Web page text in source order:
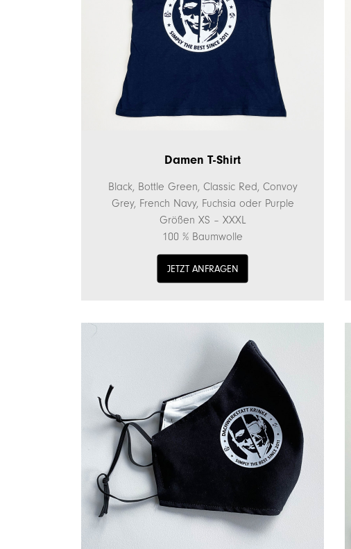
Damen T-Shirt
Black, Bottle Green, Classic Red, Convoy
Grey, French Navy, Fuchsia oder Purple
Größen XS – XXXL
100 % Baumwolle
JETZT ANFRAGEN